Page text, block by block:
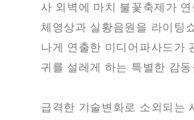
사 외벽에 마치 불꽃축제가
체영상과 실황음원을 라이팅
나게 연출한 미디어파사드가
귀를 설레게 하는 특별한 감
급격한 기술변화로 소외되는